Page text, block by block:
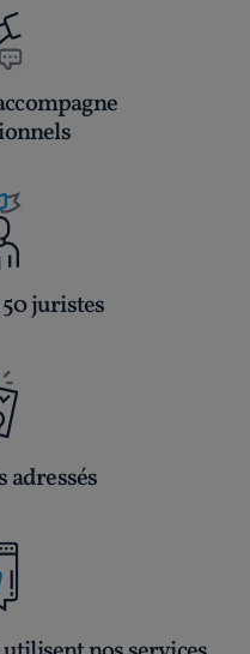
juristes
adressés